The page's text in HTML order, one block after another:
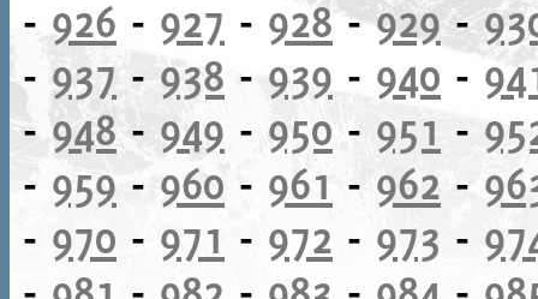
- 926 - 927 - 928-929-
- 937 -938 - 939 - 940 -
-948- 949 - 950 - 951 -
- 959 - 960 - 961 - 962 -
- 970 - 971 - 972 - 973 -